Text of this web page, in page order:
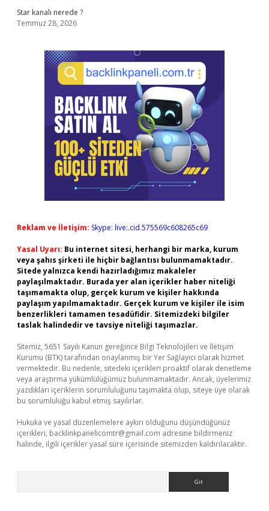
Star kanalı nerede ?
Temmuz 28, 2026
Reklam ve İletişim: Skype: live:.cid.575569c608265c69
Yasal Uyarı: Bu internet sitesi, herhangi bir marka, kurum
veya şahıs şirketi ile hiçbir bağlantısı bulunmamaktadır.
Sitede yalnızca kendi hazırladığımız makaleler
paylaşılmaktadır. Burada yer alan içerikler haber niteliği
taşımamakta olup, gerçek kurum ve kişiler hakkında
paylaşım yapılmamaktadır. Gerçek kurum ve kişiler ile isim
benzerlikleri tamamen tesadüfidir. Sitemizdeki bilgiler
taslak halindedir ve tavsiye niteliği taşımazlar.
Sitemiz, 5651 Sayılı Kanun gereğince Bilgi Teknolojileri ve İletişim
Kurumu (BTK) tarafından onaylanmış bir Yer Sağlayıcı olarak hizmet
vermektedir. Bu nedenle, sitedeki içerikleri proaktif olarak denetleme
veya araştırma yükümlülüğümüz bulunmamaktadır. Ancak, üyelerimiz
yazdıkları içeriklerin sorumluluğunu taşımakta olup, siteye üye olarak
bu sorumluluğu kabul etmiş sayılırlar.
Hukuka ve yasal düzenlemelere aykırı olduğunu düşündüğünüz
içerikleri, backlinkpanelicomtr@gmail.com adresine bildirmeniz
halinde, ilgili içerikler yasal süre içerisinde sitemizden kaldırılacaktır.